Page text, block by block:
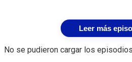
Leer más
No se pudieron cargar los